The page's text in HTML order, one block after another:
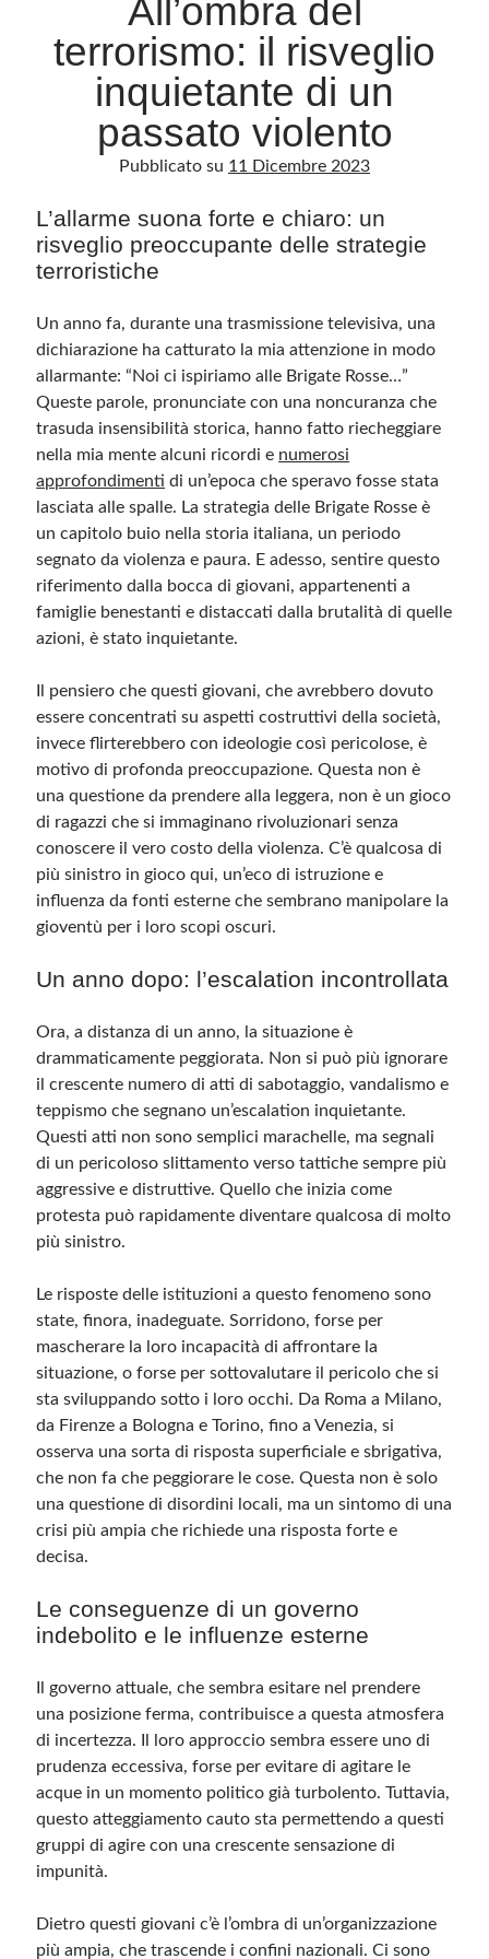
Archivio
senza alcuna periodicità. Non può pertanto considerarsi un prodotto editoriale ai
sensi della legge n· 62 del 7.03.2001. L’autore non è responsabile di quanto
pubblicato dai lettori nei commenti ai vari post. Saranno comunque cancellati quelli
ritenuti offensivi o lesivi dell’immagine o dell’onorabilità di terzi, di genere spam,
razzisti o che contengano dati personali non conformi al rispetto delle norme sulla
privacy. Alcune immagini inserite in questo blog sono tratte da Internet e, pertanto,
considerate di pubblico dominio. Qualora la loro pubblicazione violasse eventuali
diritti d’autore, vi invito a comunicarlo via e-mail a info[at]dinovalle.it e saranno
tramite link né del loro contenuto, che può essere soggetto a variazioni nel tempo.
Accedi
Feed dei contenuti
Feed dei commenti
All’ombra del
terrorismo: il risveglio
inquietante di un
passato violento
Pubblicato su 11 Dicembre 2023
L’allarme suona forte e chiaro: un
risveglio preoccupante delle strategie
terroristiche
Un anno fa, durante una trasmissione televisiva, una
dichiarazione ha catturato la mia attenzione in modo
allarmante: “Noi ci ispiriamo alle Brigate Rosse…”
Queste parole, pronunciate con una noncuranza che
trasuda insensibilità storica, hanno fatto riecheggiare
nella mia mente alcuni ricordi e numerosi
approfondimenti di un’epoca che speravo fosse stata
lasciata alle spalle. La strategia delle Brigate Rosse è
un capitolo buio nella storia italiana, un periodo
segnato da violenza e paura. E adesso, sentire questo
riferimento dalla bocca di giovani, appartenenti a
famiglie benestanti e distaccati dalla brutalità di quelle
azioni, è stato inquietante.
Il pensiero che questi giovani, che avrebbero dovuto
essere concentrati su aspetti costruttivi della società,
invece flirterebbero con ideologie così pericolose, è
motivo di profonda preoccupazione. Questa non è
una questione da prendere alla leggera, non è un gioco
di ragazzi che si immaginano rivoluzionari senza
conoscere il vero costo della violenza. C’è qualcosa di
più sinistro in gioco qui, un’eco di istruzione e
influenza da fonti esterne che sembrano manipolare la
gioventù per i loro scopi oscuri.
Un anno dopo: l’escalation incontrollata
Ora, a distanza di un anno, la situazione è
drammaticamente peggiorata. Non si può più ignorare
il crescente numero di atti di sabotaggio, vandalismo e
teppismo che segnano un’escalation inquietante.
Questi atti non sono semplici marachelle, ma segnali
di un pericoloso slittamento verso tattiche sempre più
aggressive e distruttive. Quello che inizia come
protesta può rapidamente diventare qualcosa di molto
più sinistro.
Le risposte delle istituzioni a questo fenomeno sono
state, finora, inadeguate. Sorridono, forse per
mascherare la loro incapacità di affrontare la
situazione, o forse per sottovalutare il pericolo che si
sta sviluppando sotto i loro occhi. Da Roma a Milano,
da Firenze a Bologna e Torino, fino a Venezia, si
osserva una sorta di risposta superficiale e sbrigativa,
che non fa che peggiorare le cose. Questa non è solo
una questione di disordini locali, ma un sintomo di una
crisi più ampia che richiede una risposta forte e
decisa.
Le conseguenze di un governo
indebolito e le influenze esterne
Il governo attuale, che sembra esitare nel prendere
una posizione ferma, contribuisce a questa atmosfera
di incertezza. Il loro approccio sembra essere uno di
prudenza eccessiva, forse per evitare di agitare le
acque in un momento politico già turbolento. Tuttavia,
questo atteggiamento cauto sta permettendo a questi
gruppi di agire con una crescente sensazione di
impunità.
Dietro questi giovani c’è l’ombra di un’organizzazione
più ampia, che trascende i confini nazionali. Ci sono